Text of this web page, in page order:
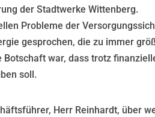
der Stadtwerke Wittenberg.
Probleme der
gesprochen, die zu immer
war, dass trotz
soll.
Herr Reinhardt, über